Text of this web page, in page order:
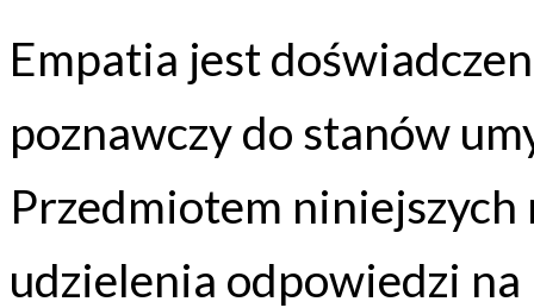
Empatia jest
poznawczy do stanów
Przedmiotem
udzielenia odpowiedzi